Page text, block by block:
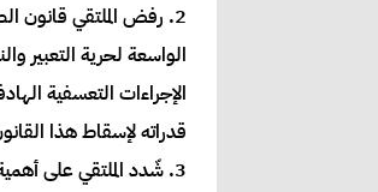
الواسعة لحرية التعبير
الإجراءات التعسفية
قدراته لإسقاط هذا
3. شّدد الملتقي على